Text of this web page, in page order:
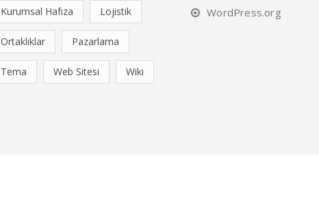
Kurumsal Hafıza Lojistik
Ortaklıklar Pazarlama
Tema Web Sitesi Wiki
WordPress.org